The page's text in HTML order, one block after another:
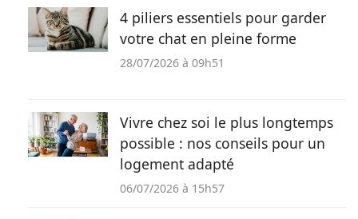
4 piliers essentiels pour garder
votre chat en pleine forme
28/07/2026 à 09h51
Vivre chez soi le plus longtemps
possible : nos conseils pour un
logement adapté
06/07/2026 à 15h57